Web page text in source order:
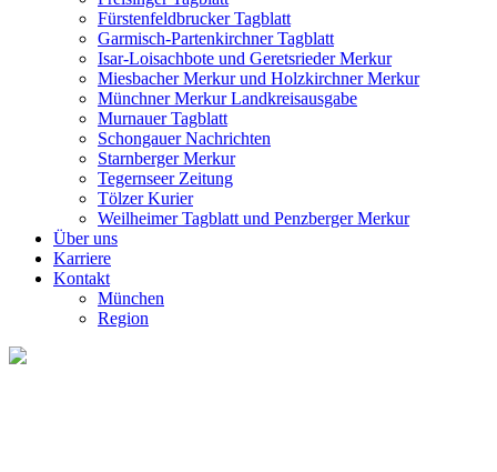
Fürstenfeldbrucker Tagblatt
Garmisch-Partenkirchner Tagblatt
Isar-Loisachbote und Geretsrieder Merkur
Miesbacher Merkur und Holzkirchner Merkur
Münchner Merkur Landkreisausgabe
Murnauer Tagblatt
Schongauer Nachrichten
Starnberger Merkur
Tegernseer Zeitung
Tölzer Kurier
Weilheimer Tagblatt und Penzberger Merkur
Über uns
Karriere
Kontakt
München
Region